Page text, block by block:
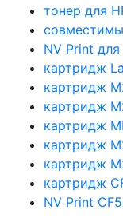
тонер для
NV Print для
картридж
картридж
картридж
картридж
картридж
картридж
картридж
NV Print